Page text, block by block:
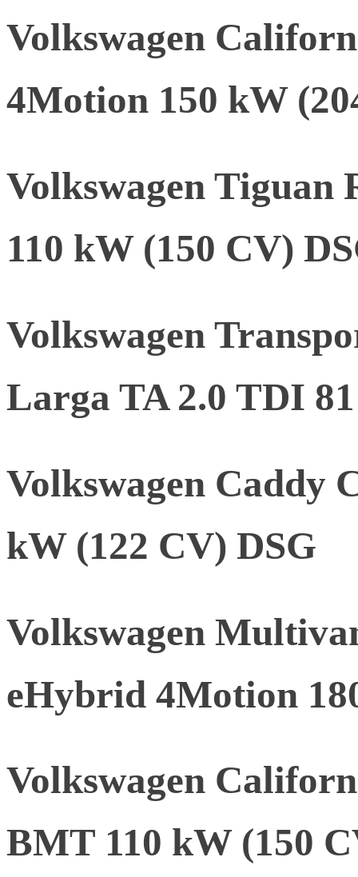
Volkswagen
4Motion 150 kW
Volkswagen
110 kW (150 CV)
Volkswagen
Larga TA 2.0 TDI
Volkswagen Caddy
kW (122 CV) DSG
Volkswagen
eHybrid 4Motion
Volkswagen
BMT 110 kW (150